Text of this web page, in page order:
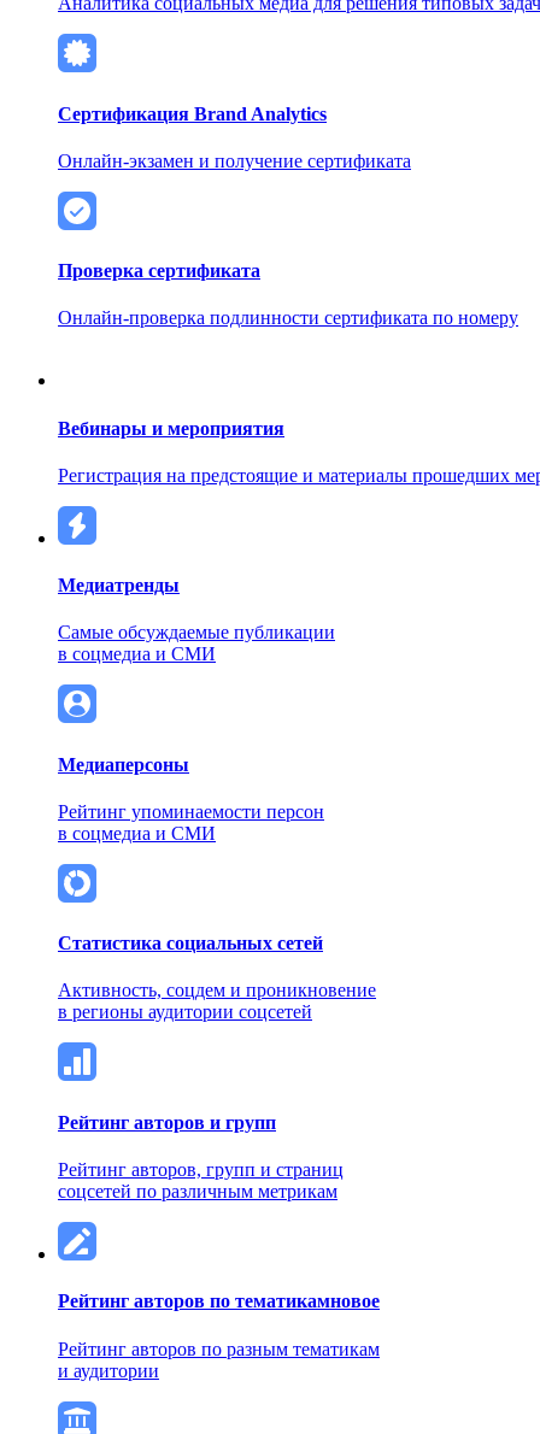
Сертификация Brand Analytics
Онлайн-экзамен и получение сертификата
Проверка сертификата
Онлайн-проверка подлинности сертификата по номеру
Вебинары и мероприятия
Регистрация на предстоящие и материалы прошедших
Медиатренды
Самые обсуждаемые публикации
в соцмедиа и СМИ
Медиаперсоны
Рейтинг упоминаемости персон
в соцмедиа и СМИ
Статистика социальных сетей
Активность, соцдем и проникновение
в регионы аудитории соцсетей
Рейтинг авторов и групп
Рейтинг авторов, групп и страниц
соцсетей по различным метрикам
Рейтинг авторов по тематикамновое
Рейтинг авторов по разным тематикам
и аудитории